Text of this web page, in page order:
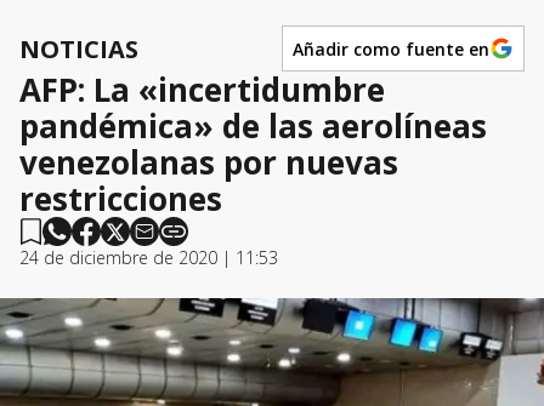
NOTICIAS Añadir como fuente en
AFP: La «incertidumbre
pandémica» de las aerolíneas
venezolanas por nuevas
restricciones
24 de diciembre de 2020 | 11:53